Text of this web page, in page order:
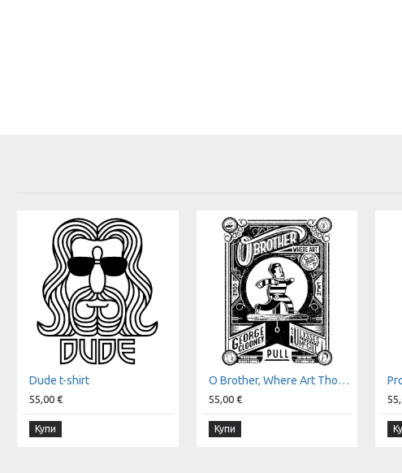
Dude t-shirt
55,00 €
Купи
O Brother, Where Art Thou? t-shirt
55,00 €
Купи